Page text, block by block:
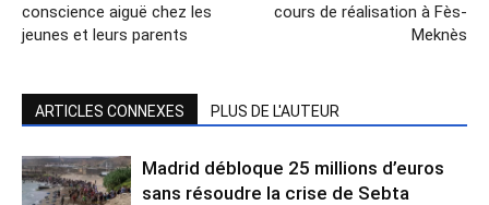
conscience aiguë chez les
jeunes et leurs parents
cours de réalisation à Fès-
Meknès
ARTICLES CONNEXES PLUS DE L'AUTEUR
Madrid débloque 25 millions d’euros
sans résoudre la crise de Sebta